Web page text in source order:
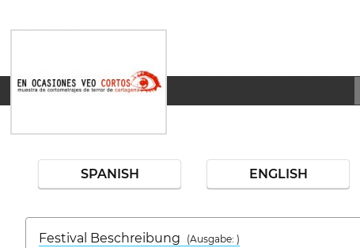
SPANISH ENGLISH
Festival Beschreibung
(Ausgabe: )